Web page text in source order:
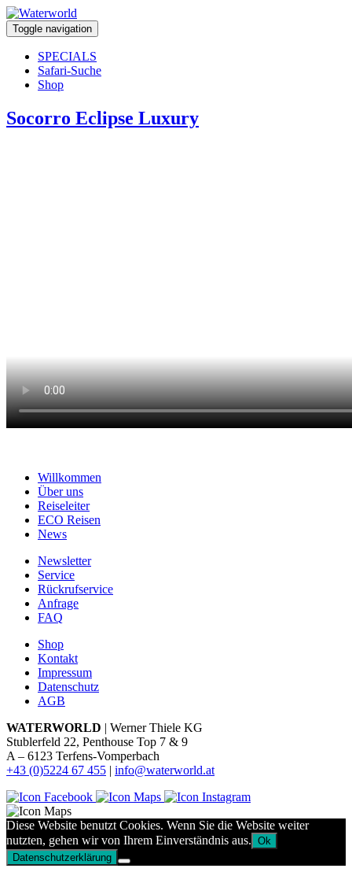
Toggle navigation
SPECIALS
Safari-Suche
Shop
Socorro Eclipse Luxury
Willkommen
Über uns
Reiseleiter
ECO Reisen
News
Newsletter
Service
Rückrufservice
Anfrage
FAQ
Shop
Kontakt
Impressum
Datenschutz
AGB
WATERWORLD | Werner Thiele KG
Stublerfeld 22, Penthouse Top 7 & 9
A – 6123 Terfens-Vomperbach
+43 (0)5224 67 455 | info@waterworld.at
Diese Website benutzt Cookies. Wenn Sie die Website weiter
nutzten, gehen wir von Ihrem Einverständnis aus. Ok
Datenschutzerklärung